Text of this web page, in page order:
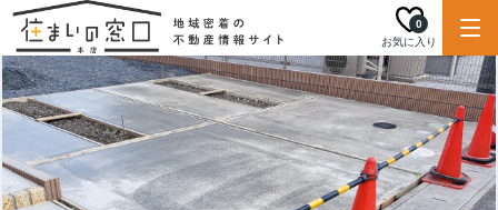
お気に入り
0